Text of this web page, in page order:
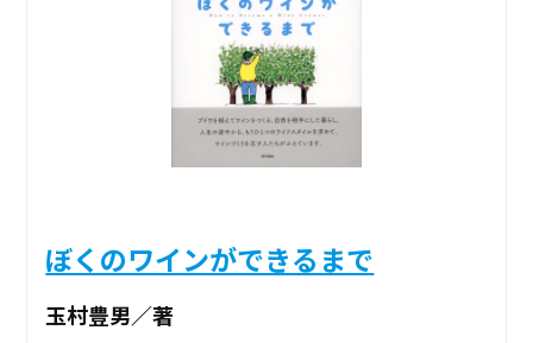
ぼくのワインができるまで
玉村豊男／著